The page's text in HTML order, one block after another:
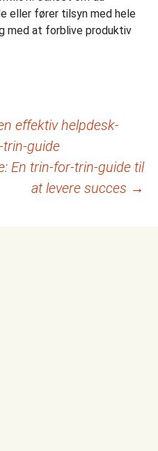
eller fører tilsyn med hele
med at forblive produktiv
effektiv helpdesk-
trin-guide
En trin-for-trin-guide til
at levere succes →